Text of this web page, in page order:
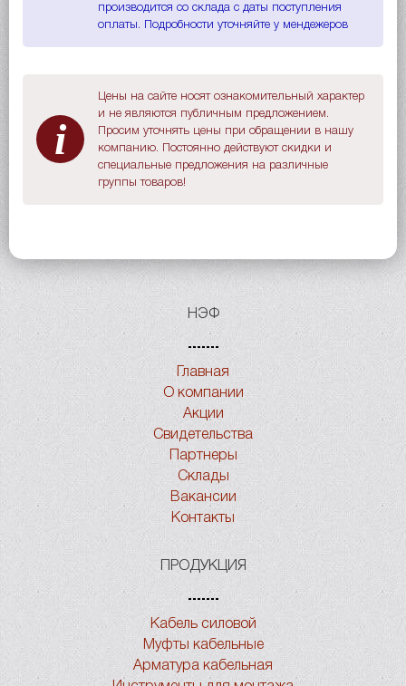
производится со склада с даты поступления
оплаты. Подробности уточняйте у мендежеров
i
Цены на сайте носят ознакомительный характер
и не являются публичным предложением.
Просим уточнять цены при обращении в нашу
компанию. Постоянно действуют скидки и
специальные предложения на различные
группы товаров!
НЭФ
Главная
О компании
Акции
Свидетельства
Партнеры
Склады
Вакансии
Контакты
ПРОДУКЦИЯ
Кабель силовой
Муфты кабельные
Арматура кабельная